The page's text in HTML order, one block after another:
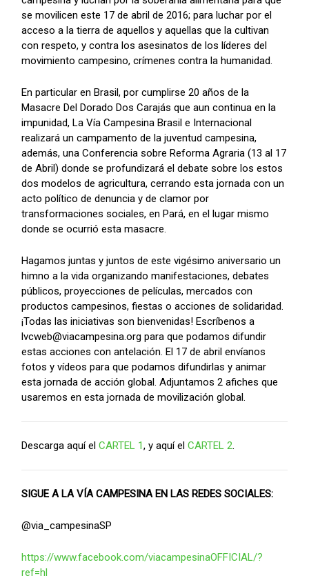
se movilicen este 17 de abril de 2016; para luchar por el
acceso a la tierra de aquellos y aquellas que la cultivan
con respeto, y contra los asesinatos de los líderes del
movimiento campesino, crímenes contra la humanidad.
En particular en Brasil, por cumplirse 20 años de la
Masacre Del Dorado Dos Carajás que aun continua en la
impunidad, La Vía Campesina Brasil e Internacional
realizará un campamento de la juventud campesina,
además, una Conferencia sobre Reforma Agraria (13 al 17
de Abril) donde se profundizará el debate sobre los estos
dos modelos de agricultura, cerrando esta jornada con un
acto político de denuncia y de clamor por
transformaciones sociales, en Pará, en el lugar mismo
donde se ocurrió esta masacre.
Hagamos juntas y juntos de este vigésimo aniversario un
himno a la vida organizando manifestaciones, debates
públicos, proyecciones de películas, mercados con
productos campesinos, fiestas o acciones de solidaridad.
¡Todas las iniciativas son bienvenidas! Escríbenos a
lvcweb@viacampesina.org para que podamos difundir
estas acciones con antelación. El 17 de abril envíanos
fotos y vídeos para que podamos difundirlas y animar
esta jornada de acción global. Adjuntamos 2 afiches que
usaremos en esta jornada de movilización global.
Descarga aquí el CARTEL 1, y aquí el CARTEL 2.
SIGUE A LA VÍA CAMPESINA EN LAS REDES SOCIALES:
@via_campesinaSP
https://www.facebook.com/viacampesinaOFFICIAL/?
ref=hl